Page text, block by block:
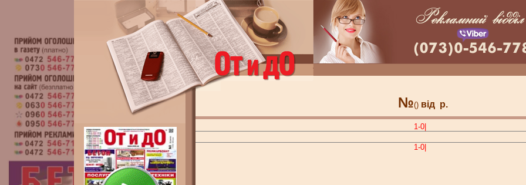
№() від р.
1-0|
1-0|